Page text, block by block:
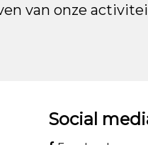
van onze
Social